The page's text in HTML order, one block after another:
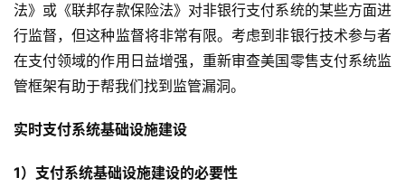
法》或《联邦存款保险法》对非银行支付系统的某些方面进
行监督，但这种监督将非常有限。考虑到非银行技术参与者
在支付领域的作用日益增强，重新审查美国零售支付系统监
管框架有助于帮我们找到监管漏洞。
实时支付系统基础设施建设
1）支付系统基础设施建设的必要性